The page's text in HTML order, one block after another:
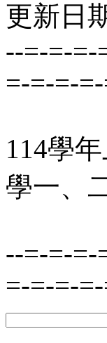
更新日
--=-=-=-
=-=-=-
114學
學一、
--=-=-=-
=-=-=-